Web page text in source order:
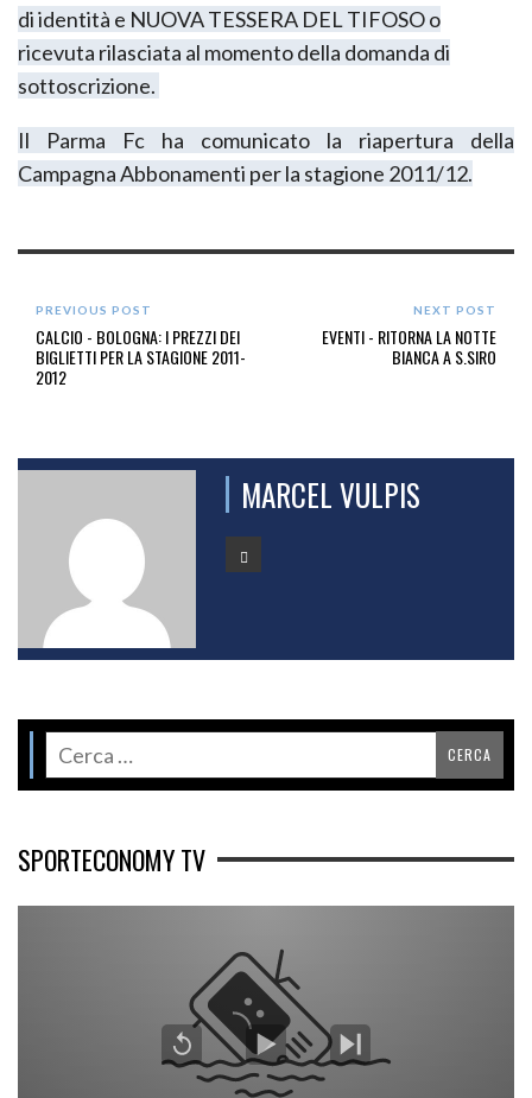
di identità e NUOVA TESSERA DEL TIFOSO o
ricevuta rilasciata al momento della domanda di
sottoscrizione.
Il Parma Fc ha comunicato la riapertura della
Campagna Abbonamenti per la stagione 2011/12.
PREVIOUS POST
CALCIO - BOLOGNA: I PREZZI DEI
BIGLIETTI PER LA STAGIONE 2011-
2012
NEXT POST
EVENTI - RITORNA LA NOTTE
BIANCA A S.SIRO
MARCEL VULPIS
SPORTECONOMY TV